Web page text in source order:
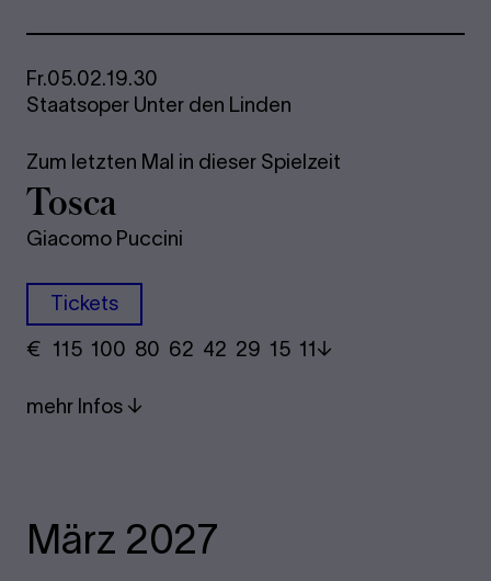
Fr.05.02.19.30
Staatsoper Unter den Linden
Zum letzten Mal in dieser Spielzeit
Tosca
Giacomo Puccini
Tickets
€ ​ 115 100 80​ 62 42 29​ 15 11
mehr Infos
März 2027